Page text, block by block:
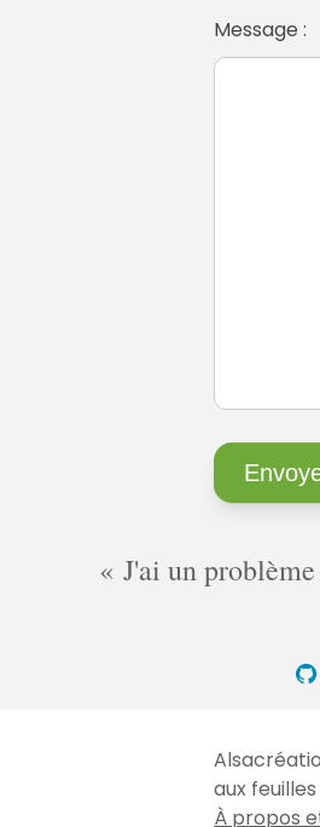
Message :
J'ai un
aux
À propos